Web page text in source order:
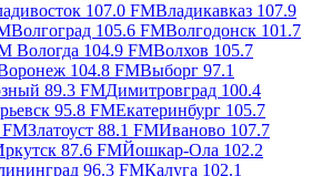
107.0 FMВладикавказ 107.9
Волгоград 105.6 FMВолгодонск 101.7
Вологда 104.9 FMВолхов 105.7
104.8 FMВыборг 97.1
89.3 FMДимитровград 100.4
95.8 FMЕкатеринбург 105.7
FMЗлатоуст 88.1 FMИваново 107.7
87.6 FMЙошкар-Ола 102.2
96.3 FMКалуга 102.1